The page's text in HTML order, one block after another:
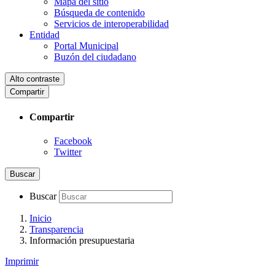
Búsqueda de contenido
Servicios de interoperabilidad
Entidad
Portal Municipal
Buzón del ciudadano
Alto contraste
Compartir
Compartir
Facebook
Twitter
Buscar
Buscar
Inicio
Transparencia
Información presupuestaria
Imprimir